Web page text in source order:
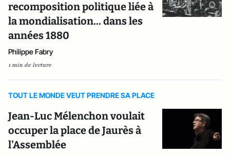
recomposition politique liée à
la mondialisation… dans les
années 1880
Philippe Fabry
1 min de lecture
TOUT LE MONDE VEUT PRENDRE SA PLACE
Jean-Luc Mélenchon voulait
occuper la place de Jaurès à
l'Assemblée